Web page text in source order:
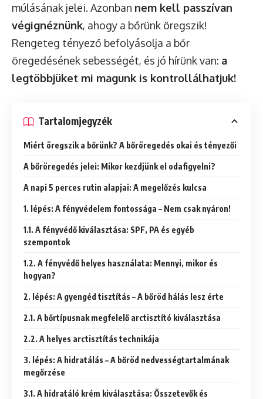
múlásának jelei. Azonban nem kell passzívan
végignéznünk, ahogy a bőrünk öregszik!
Rengeteg tényező befolyásolja a bőr
öregedésének sebességét, és jó hírünk van: a
legtöbbjüket mi magunk is kontrollálhatjuk!
Tartalomjegyzék
Miért öregszik a bőrünk? A bőröregedés okai és tényezői
A bőröregedés jelei: Mikor kezdjünk el odafigyelni?
A napi 5 perces rutin alapjai: A megelőzés kulcsa
1. lépés: A fényvédelem fontossága – Nem csak nyáron!
1.1. A fényvédő kiválasztása: SPF, PA és egyéb
szempontok
1.2. A fényvédő helyes használata: Mennyi, mikor és
hogyan?
2. lépés: A gyengéd tisztítás – A bőröd hálás lesz érte
2.1. A bőrtípusnak megfelelő arctisztító kiválasztása
2.2. A helyes arctisztítás technikája
3. lépés: A hidratálás – A bőröd nedvességtartalmának
megőrzése
3.1. A hidratáló krém kiválasztása: Összetevők és